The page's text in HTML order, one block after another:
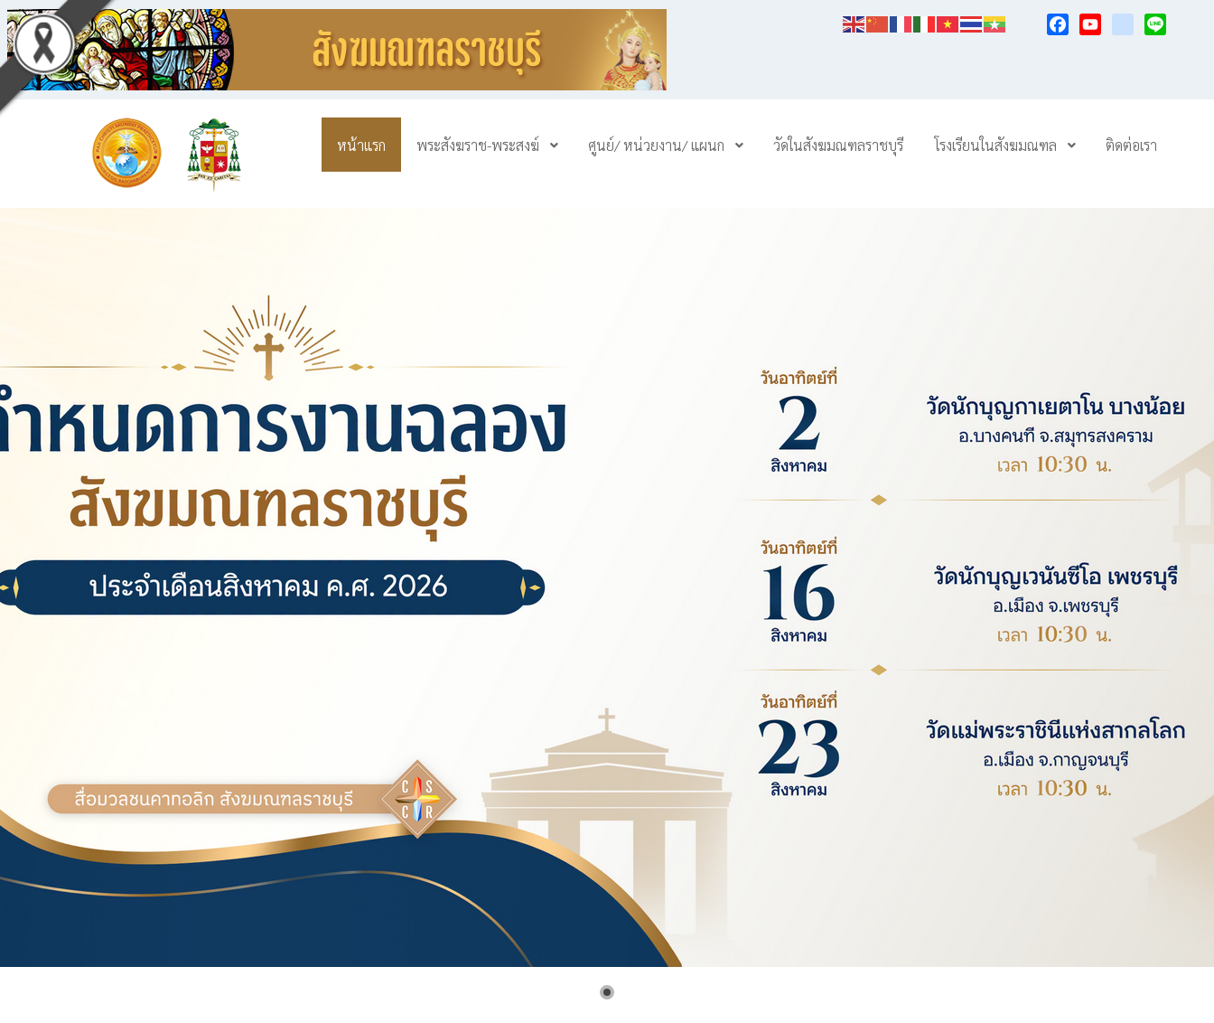
หน้าแรก พระสังฆราช-พระสงฆ์ ศูนย์/ หน่วยงาน/ แผนก วัดในสังฆมณฑลราชบุรี โรงเรียนในสังฆมณฑล ติดต่อเรา